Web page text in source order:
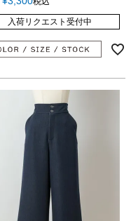
入荷リクエスト受付中